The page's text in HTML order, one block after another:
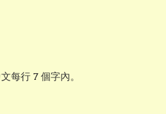
每行 7 個字內。